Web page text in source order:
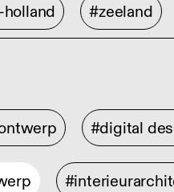
#zeeland
#digital